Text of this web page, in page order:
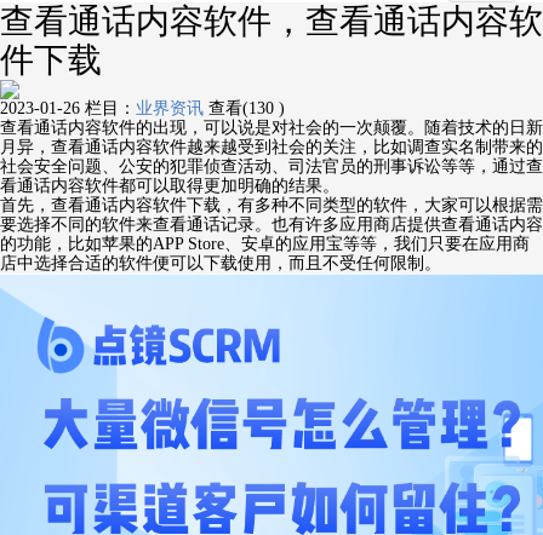
查看通话内容软件，查看通话内容软
件下载
2023-01-26 栏目： 业界资讯 查看(130 )
查看通话内容软件的出现，可以说是对社会的一次颠覆。随着技术的日新
月异，查看通话内容软件越来越受到社会的关注，比如调查实名制带来的
社会安全问题、公安的犯罪侦查活动、司法官员的刑事诉讼等等，通过查
看通话内容软件都可以取得更加明确的结果。
首先，查看通话内容软件下载，有多种不同类型的软件，大家可以根据需
要选择不同的软件来查看通话记录。也有许多应用商店提供查看通话内容
的功能，比如苹果的APP Store、安卓的应用宝等等，我们只要在应用商
店中选择合适的软件便可以下载使用，而且不受任何限制。